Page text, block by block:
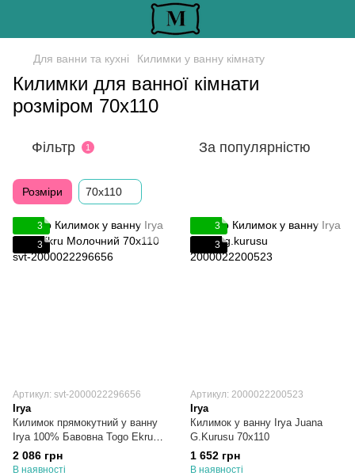
Для ванни та кухні Килимки у ванну кімнату
Килимки для ванної кімнати
розміром 70х110
Фільтр 1 За популярністю
Розміри 70x110
3
3
Артикул: svt-2000022296656
Irya
Килимок прямокутний у ванну
Irya 100% Бавовна Togo Ekru
Молочний 70х110
2 086 грн
В наявності
3
3
Артикул: 2000022200523
Irya
Килимок у ванну Irya Juana
G.Kurusu 70х110
1 652 грн
В наявності